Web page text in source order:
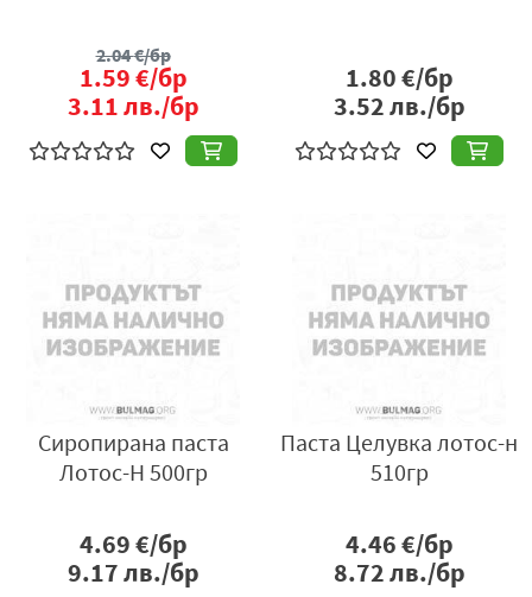
2.04€/бр
1.59€/бр
3.11лв./бр
1.80€/бр
3.52лв./бр
Сиропирана паста
Лотос-Н 500гр
4.69€/бр
9.17лв./бр
Паста Целувка лотос-н
510гр
4.46€/бр
8.72лв./бр